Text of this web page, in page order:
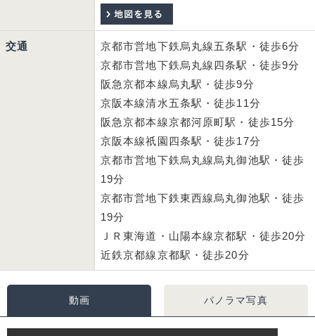
交通
京都市営地下鉄烏丸線五条駅・徒歩6分
京都市営地下鉄烏丸線四条駅・徒歩9分
阪急京都本線烏丸駅・徒歩9分
京阪本線清水五条駅・徒歩11分
阪急京都本線京都河原町駅・徒歩15分
京阪本線祇園四条駅・徒歩17分
京都市営地下鉄烏丸線烏丸御池駅・徒歩
19分
京都市営地下鉄東西線烏丸御池駅・徒歩
19分
ＪＲ東海道・山陽本線京都駅・徒歩20分
近鉄京都線京都駅・徒歩20分
動画 パノラマ写真